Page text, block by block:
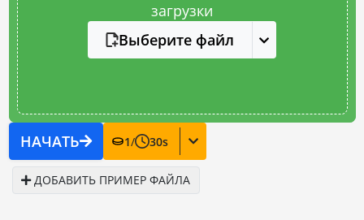
загрузки
Выберите файл
НАЧАТЬ 1/ 30s
ДОБАВИТЬ ПРИМЕР ФАЙЛА